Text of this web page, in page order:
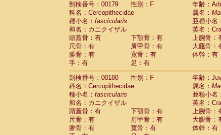
剖検番号：00179
性別：F
年齢：
科名：Cercopithecidae
属名：
種小名： fascicularis
亜種小名
和名：カニクイザル
英名：
頭蓋骨：有
下顎骨：有
上腕骨：
尺骨：有
肩甲骨：有
大腿骨：
腓骨：有
寛骨：有
体幹：有
手：有
足：有
剖検番号：00180
性別：F
年齢：
科名：Cercopithecidae
属名：
種小名： fascicularis
亜種小名
和名：カニクイザル
英名：
頭蓋骨：有
下顎骨：有
上腕骨：
尺骨：有
肩甲骨：有
大腿骨：
腓骨：有
寛骨：有
体幹：有